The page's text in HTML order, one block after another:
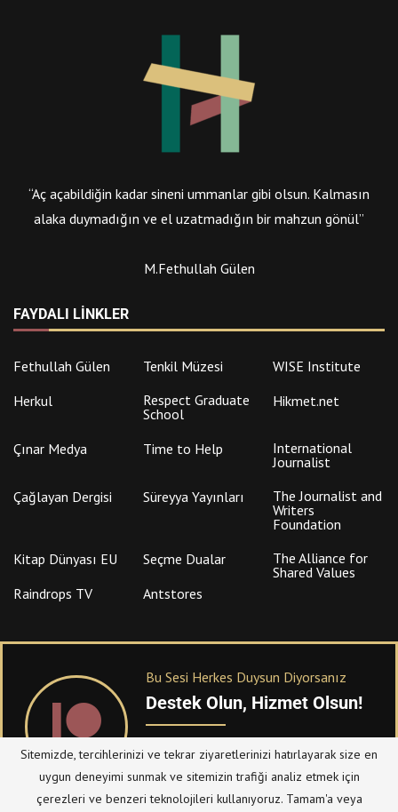
“Aç açabildiğin kadar sineni ummanlar gibi olsun. Kalmasın
alaka duymadığın ve el uzatmadığın bir mahzun gönül”
M.Fethullah Gülen
FAYDALI LINKLER
Fethullah Gülen Tenkil Müzesi
WISE Institute
Herkul
Respect Graduate
School
Hikmet.net
Çınar Medya Time to Help
International
Journalist
Çağlayan Dergisi
Süreyya Yayınları
The Journalist and
Writers
Foundation
Kitap Dünyası EU
Seçme Dualar
The Alliance for
Shared Values
Raindrops TV
Antstores
Bu Sesi Herkes Duysun Diyorsanız
Destek Olun, Hizmet Olsun!
PATREONüzerinden sitemize bağışta
bulanabilirsiniz.
Sitemizde, tercihlerinizi ve tekrar ziyaretlerinizi hatırlayarak size en
uygun deneyimi sunmak ve sitemizin trafiği analiz etmek için
çerezleri ve benzeri teknolojileri kullanıyoruz. Tamam'a veya